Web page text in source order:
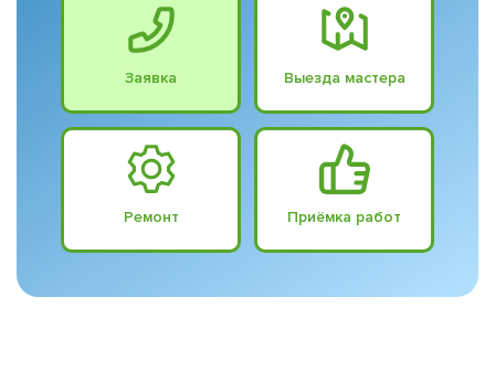
Заявка Выезда мастера
Ремонт Приёмка работ